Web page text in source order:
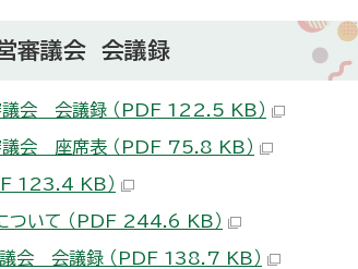
審議会 会議録
議会 会議録 （PDF 122.5 KB）
議会 座席表 （PDF 75.8 KB）
123.4 KB）
ついて （PDF 244.6 KB）
議会 会議録 （PDF 138.7 KB）